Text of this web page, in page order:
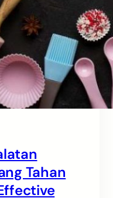
Tahan